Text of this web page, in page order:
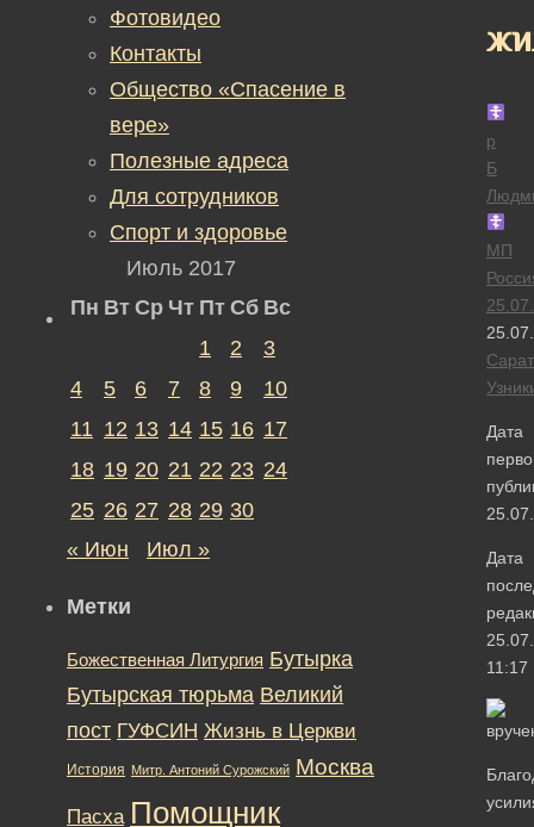
р
Б
МП
Дата
Дата
11:17
Фотовидео
Контакты
Общество «Спасение в
вере»
Полезные адреса
Для сотрудников
Спорт и здоровье
Июль 2017
Пн Вт Ср Чт Пт Сб Вс
1
2
3
4
5 6 7 8 9
10
11 12 13 14 15 16 17
18 19 20 21 22 23 24
25 26 27 28 29 30
« Июн
Июл »
Метки
Божественная Литургия Бутырка
Бутырская тюрьма Великий
пост ГУФСИН Жизнь в Церкви
История Митр. Антоний Сурожский Москва
Пасха Помощник